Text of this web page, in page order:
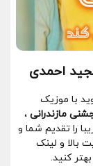
با موزیک
مازندرانی ،
را تقدیم شما و
بالا و لینک
کنید.